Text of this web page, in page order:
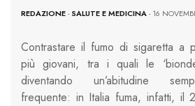
REDAZIONE-SALUTE E MEDICINA- 16
Contrastare il fumo di sigaretta a
più giovani, tra i quali le
diventando un’abitudine
frequente: in Italia fuma, infatti, il